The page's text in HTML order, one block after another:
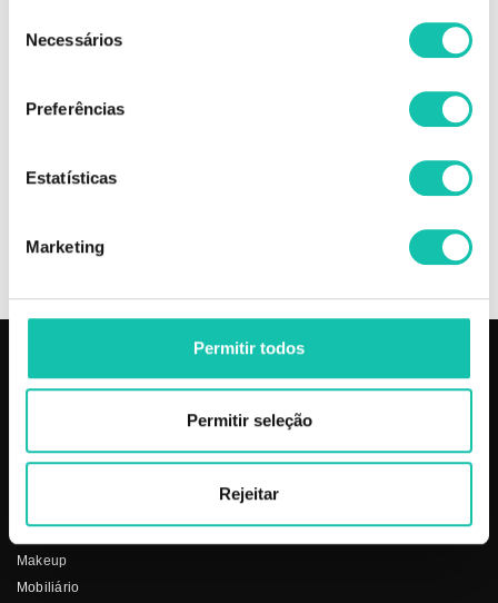
Necessários
Preferências
Estatísticas
Marketing
Permitir todos
Permitir seleção
Rejeitar
+INFORMAÇÃO
Comprar IAN ZACHARY Coloração IZ Color Energy MELHOR PREÇO |
Coloração IAN ZACHARY IZ Color Energy MELHOR PREÇO
PRODUTOS
Barbearia
Makeup
Mobiliário
COSMÉTICA CLICK
Sobre nós
Termos e condições